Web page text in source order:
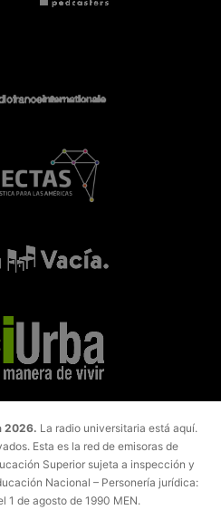
2026. La radio universitaria está aquí.
Esta es la red de emisoras de
Superior sujeta a inspección y
Nacional – Personería jurídica:
1 de agosto de 1990 MEN.